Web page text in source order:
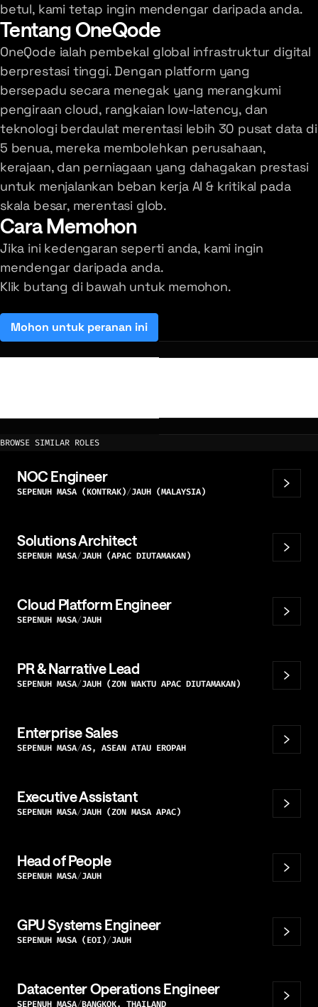
betul, kami tetap ingin mendengar daripada anda.
Tentang OneQode
OneQode ialah pembekal global infrastruktur digital
berprestasi tinggi. Dengan platform yang
bersepadu secara menegak yang merangkumi
pengiraan cloud, rangkaian low-latency, dan
teknologi berdaulat merentasi lebih 30 pusat data di
5 benua, mereka membolehkan perusahaan,
kerajaan, dan perniagaan yang dahagakan prestasi
untuk menjalankan beban kerja AI & kritikal pada
skala besar, merentasi glob.
Cara Memohon
Jika ini kedengaran seperti anda, kami ingin
mendengar daripada anda.
Klik butang di bawah untuk memohon.
Mohon untuk peranan ini
(opens in a new tab)
BROWSE SIMILAR ROLES
NOC Engineer
SEPENUH MASA (KONTRAK) JAUH (MALAYSIA)
Solutions Architect
SEPENUH MASA JAUH (APAC DIUTAMAKAN)
Cloud Platform Engineer
SEPENUH MASA JAUH
PR & Narrative Lead
SEPENUH MASA JAUH (ZON WAKTU APAC DIUTAMAKAN)
Enterprise Sales
SEPENUH MASA AS, ASEAN ATAU EROPAH
Executive Assistant
SEPENUH MASA JAUH (ZON MASA APAC)
Head of People
SEPENUH MASA JAUH
GPU Systems Engineer
SEPENUH MASA (EOI) JAUH
Datacenter Operations Engineer
SEPENUH MASA BANGKOK, THAILAND